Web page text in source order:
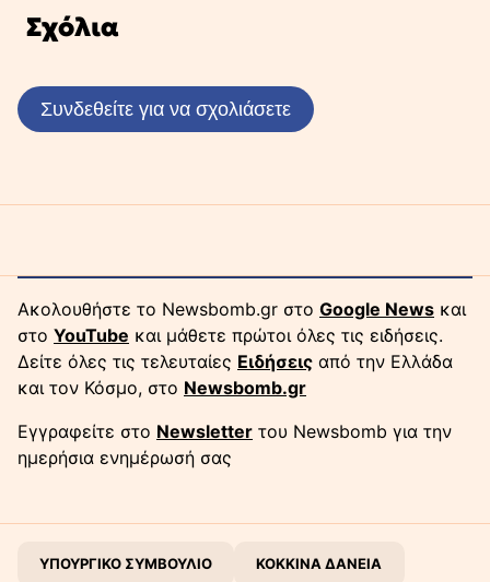
Σχόλια
Συνδεθείτε για να σχολιάσετε
Ακολουθήστε το Newsbomb.gr στο Google News και
στο YouTube και μάθετε πρώτοι όλες τις ειδήσεις.
Δείτε όλες τις τελευταίες Ειδήσεις από την Ελλάδα
και τον Κόσμο, στο Newsbomb.gr
Εγγραφείτε στο Newsletter του Newsbomb για την
ημερήσια ενημέρωσή σας
ΥΠΟΥΡΓΙΚΟ ΣΥΜΒΟΥΛΙΟ ΚΟΚΚΙΝΑ ΔΑΝΕΙΑ